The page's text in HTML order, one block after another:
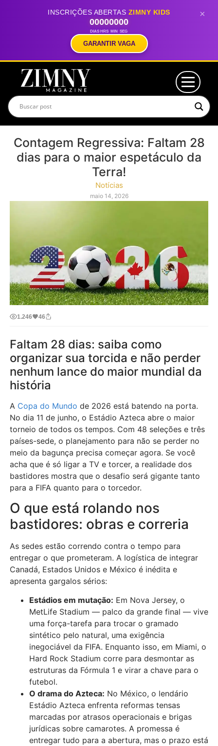
INSCRIÇÕES ABERTAS ZIMNY KIDS
00
DIAS
00
HRS
00
MIN
00
SEG
GARANTIR VAGA
×
Contagem Regressiva: Faltam 28
dias para o maior espetáculo da
Terra!
Notícias
maio 14, 2026
1.246 46
Faltam 28 dias: saiba como
organizar sua torcida e não perder
nenhum lance do maior mundial da
história
A Copa do Mundo de 2026 está batendo na porta.
No dia 11 de junho, o Estádio Azteca abre o maior
torneio de todos os tempos. Com 48 seleções e três
países-sede, o planejamento para não se perder no
meio da bagunça precisa começar agora. Se você
acha que é só ligar a TV e torcer, a realidade dos
bastidores mostra que o desafio será gigante tanto
para a FIFA quanto para o torcedor.
O que está rolando nos
bastidores: obras e correria
As sedes estão correndo contra o tempo para
entregar o que prometeram. A logística de integrar
Canadá, Estados Unidos e México é inédita e
apresenta gargalos sérios:
Estádios em mutação: Em Nova Jersey, o
MetLife Stadium — palco da grande final — vive
uma força-tarefa para trocar o gramado
sintético pelo natural, uma exigência
inegociável da FIFA. Enquanto isso, em Miami, o
Hard Rock Stadium corre para desmontar as
estruturas da Fórmula 1 e virar a chave para o
futebol.
O drama do Azteca: No México, o lendário
Estádio Azteca enfrenta reformas tensas
marcadas por atrasos operacionais e brigas
jurídicas sobre camarotes. A promessa é
entregar tudo para a abertura, mas o prazo está